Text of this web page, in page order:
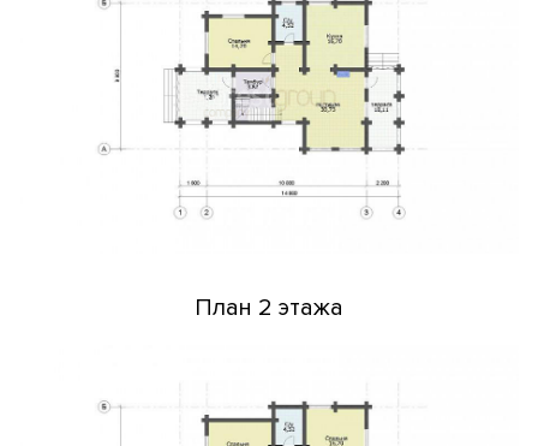
План 2 этажа